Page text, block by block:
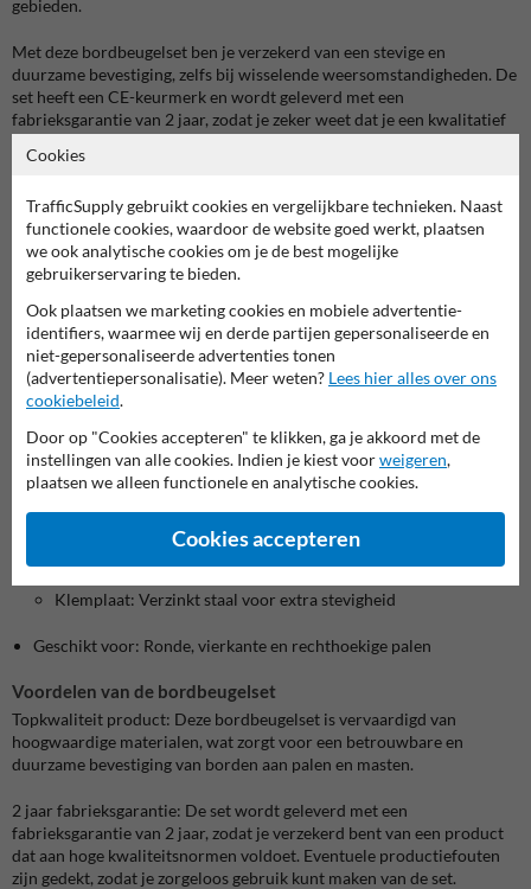
gebieden.
Met deze bordbeugelset ben je verzekerd van een stevige en
duurzame bevestiging, zelfs bij wisselende weersomstandigheden. De
set heeft een CE-keurmerk en wordt geleverd met een
fabrieksgarantie van 2 jaar, zodat je zeker weet dat je een kwalitatief
De bordbeugelset bestaat uit robuuste aluminium beugels en wordt
geleverd met roestvrijstalen klembanden voor extra duurzaamheid.
Deze set bevat alle benodigde onderdelen om een verkeersbord met
dubbel omgezette rand stevig te bevestigen aan masten of palen met
verschillende diameters.
Setinhoud: 2 aluminium beugels, 2 RVS klembanden, RVS bouten
en moeren
Verkrijgbare diameters:
Ø54-105mm (type HT3)
Ø102-156mm (type HT4)
Ø156-232mm (type HT5)
Ø229-384mm (type HT6)
Klemplaat: Verzinkt staal voor extra stevigheid
Geschikt voor: Ronde, vierkante en rechthoekige palen
Voordelen van de bordbeugelset
Topkwaliteit product: Deze bordbeugelset is vervaardigd van
hoogwaardige materialen, wat zorgt voor een betrouwbare en
duurzame bevestiging van borden aan palen en masten.
2 jaar fabrieksgarantie: De set wordt geleverd met een
fabrieksgarantie van 2 jaar, zodat je verzekerd bent van een product
dat aan hoge kwaliteitsnormen voldoet. Eventuele productiefouten
zijn gedekt, zodat je zorgeloos gebruik kunt maken van de set.
Cookies
TrafficSupply gebruikt cookies en vergelijkbare technieken. Naast
functionele cookies, waardoor de website goed werkt, plaatsen
we ook analytische cookies om je de best mogelijke
gebruikerservaring te bieden.
Ook plaatsen we marketing cookies en mobiele advertentie-
identifiers, waarmee wij en derde partijen gepersonaliseerde en
niet-gepersonaliseerde advertenties tonen
(advertentiepersonalisatie). Meer weten? Lees hier alles over ons
cookiebeleid.
Door op "Cookies accepteren" te klikken, ga je akkoord met de
instellingen van alle cookies. Indien je kiest voorweigeren,
plaatsen we alleen functionele en analytische cookies.
Cookies accepteren